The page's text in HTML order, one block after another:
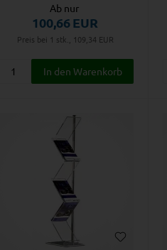
Ab nur
100,66EUR
Preis bei 1 stk., 109,34 EUR